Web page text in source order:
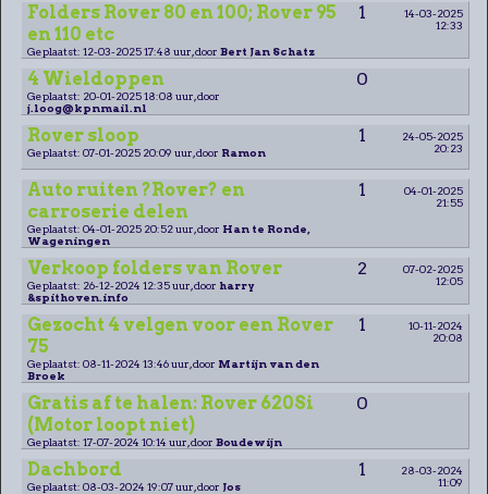
Folders Rover 80 en 100; Rover 95
en 110 etc
1
14-03-2025
12:33
Geplaatst: 12-03-2025 17:48 uur, door Bert Jan Schatz
4 Wieldoppen 0
Geplaatst: 20-01-2025 18:08 uur, door
j.loog@kpnmail.nl
Rover sloop 1
24-05-2025
20:23
Geplaatst: 07-01-2025 20:09 uur, door Ramon
Auto ruiten ?Rover? en
carroserie delen
1
04-01-2025
21:55
Geplaatst: 04-01-2025 20:52 uur, door Han te Ronde,
Wageningen
Verkoop folders van Rover 2
07-02-2025
12:05
Geplaatst: 26-12-2024 12:35 uur, door harry
&spithoven.info
Gezocht 4 velgen voor een Rover
75
1
10-11-2024
20:08
Geplaatst: 08-11-2024 13:46 uur, door Martijn van den
Broek
Gratis af te halen: Rover 620Si
(Motor loopt niet)
0
Geplaatst: 17-07-2024 10:14 uur, door Boudewijn
Dachbord 1
28-03-2024
11:09
Geplaatst: 08-03-2024 19:07 uur, door Jos